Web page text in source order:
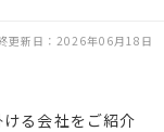
更新日：2026年06月18日
る会社をご紹介